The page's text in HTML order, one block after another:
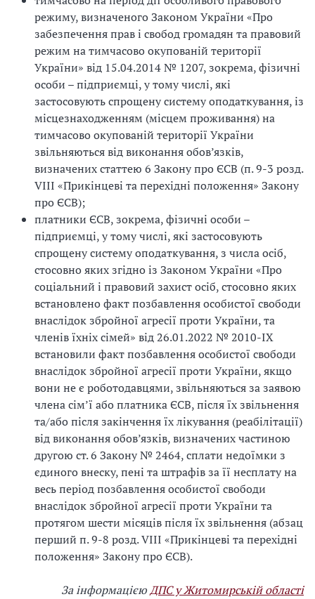
режиму, визначеного Законом України «Про
забезпечення прав і свобод громадян та правовий
режим на тимчасово окупованій території
України» від 15.04.2014 № 1207, зокрема, фізичні
особи – підприємці, у тому числі, які
застосовують спрощену систему оподаткування, із
місцезнаходженням (місцем проживання) на
тимчасово окупованій території України
звільняються від виконання обов’язків,
визначених статтею 6 Закону про ЄСВ (п. 9-3 розд.
VIII «Прикінцеві та перехідні положення» Закону
про ЄСВ);
платники ЄСВ, зокрема, фізичні особи –
підприємці, у тому числі, які застосовують
спрощену систему оподаткування, з числа осіб,
стосовно яких згідно із Законом України «Про
соціальний і правовий захист осіб, стосовно яких
встановлено факт позбавлення особистої свободи
внаслідок збройної агресії проти України, та
членів їхніх сімей» від 26.01.2022 № 2010-IX
встановили факт позбавлення особистої свободи
внаслідок збройної агресії проти України, якщо
вони не є роботодавцями, звільняються за заявою
члена сім’ї або платника ЄСВ, після їх звільнення
та/або після закінчення їх лікування (реабілітації)
від виконання обов’язків, визначених частиною
другою ст. 6 Закону № 2464, сплати недоїмки з
єдиного внеску, пені та штрафів за її несплату на
весь період позбавлення особистої свободи
внаслідок збройної агресії проти України та
протягом шести місяців після їх звільнення (абзац
перший п. 9-8 розд. VIII «Прикінцеві та перехідні
положення» Закону про ЄСВ).
За інформацієюДПС у Житомирській області